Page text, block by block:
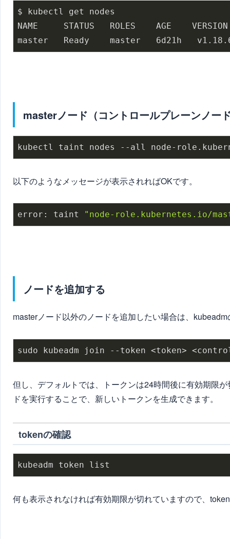
$ kubectl get nodes
NAME     STATUS   ROLES    AGE    VERSION
master   Ready    master   6d21h
masterノード（コントロールプレーンノー
kubectl taint nodes --all node-
以下のようなメッセージが表示されればOKです。
error: taint "node-role.kubernetes.io/
ノードを追加する
masterノード以外のノードを追加したい場合は、
sudo kubeadm join --token <token>
但し、デフォルトでは、トークンは24時間後に有効期限
ドを実行することで、新しいトークンを生成できます。
tokenの確認
kubeadm token list
何も表示されなければ有効期限が切れていますので、